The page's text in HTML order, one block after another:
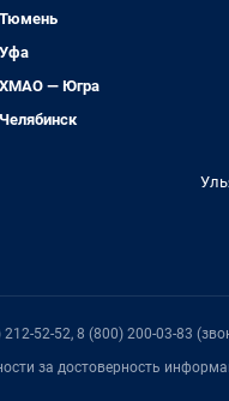
Тюмень
Уфа
ХМАО — Югра
Челябинск
52-52, 8 (800) 200-03-83
за достоверность